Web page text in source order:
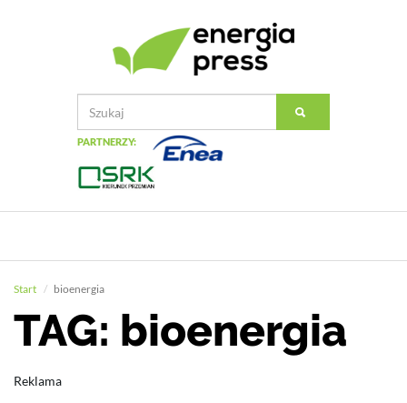
PARTNERZY:
Start bioenergia
TAG: bioenergia
Reklama